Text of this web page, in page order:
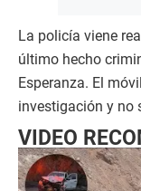
La policía viene
último hecho
Esperanza. El
investigación y no
VIDEO